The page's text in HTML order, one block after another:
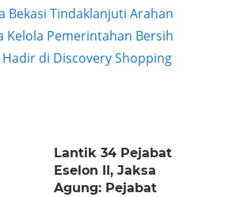
Bekasi Tindaklanjuti Arahan
Kelola Pemerintahan Bersih
di Discovery Shopping
Lantik 34 Pejabat
Eselon II, Jaksa
Agung: Pejabat